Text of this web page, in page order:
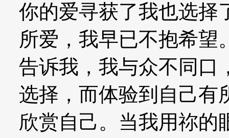
你的爱寻获了我也选择
所爱，我早已不抱希望
告诉我，我与众不同口
选择，而体验到自己有
欣赏自己。当我用祢的